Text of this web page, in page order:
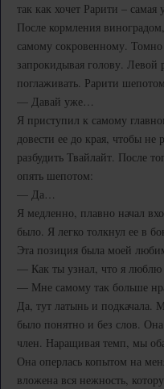
так как хочет Рарити –
После кормления
самому сокровенному.
запрокидывая голову. Левой
поглаживать. Рарити
— Давай уже…
Я приступил к самому
довести ее до края, чтобы
разбудить Твайлайт. После
опять шепотом:
— Да…
Я медленно, плавно начал
было. Я легко толкнул ее в
Эта позиция была моей
— Как ты узнал, что я люблю
— Мне самому так больше
Да, тут латынь и подкачала.
было понятно и без слов.
член. Наращивая темп, мы
Она оперлась копытом на
вложена вся нежность,